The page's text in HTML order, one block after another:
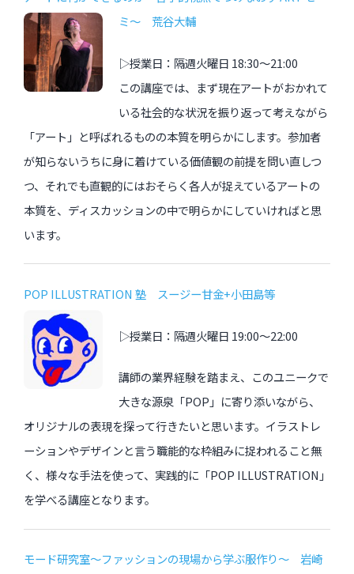
ミ〜 荒谷大輔
▷授業日：隔週火曜日 18:30〜21:00
この講座では、まず現在アートがおかれて
いる社会的な状況を振り返って考えながら
「アート」と呼ばれるものの本質を明らかにします。参加者
が知らないうちに身に着けている価値観の前提を問い直しつ
つ、それでも直観的にはおそらく各人が捉えているアートの
本質を、ディスカッションの中で明らかにしていければと思
います。
POP ILLUSTRATION 塾 スージー甘金+小田島等
▷授業日：隔週火曜日 19:00〜22:00
講師の業界経験を踏まえ、このユニークで
大きな源泉「POP」に寄り添いながら、
オリジナルの表現を探って行きたいと思います。イラストレ
ーションやデザインと言う職能的な枠組みに捉われること無
く、様々な手法を使って、実践的に「POP ILLUSTRATION」
を学べる講座となります。
モード研究室〜ファッションの現場から学ぶ服作り〜 岩崎